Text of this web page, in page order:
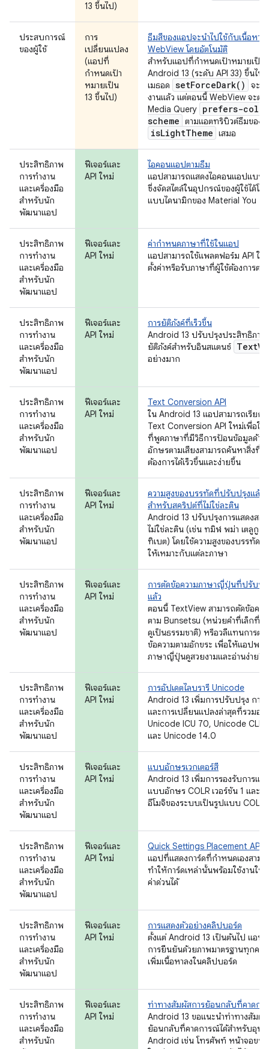
13 ขึ้นไป)
ประสบการณ์
ของผู้ใช้
การ
เปลี่ยนแปลง
(แอปที่
กำหนดเป้า
หมายเป็น
13 ขึ้นไป)
ธีมสีของแอปจะนำไปใช้กับเนื้อหา
WebView โดยอัตโนมัติ
สำหรับแอปที่กำหนดเป้าหมายเป็น
Android 13 (ระดับ API 33) ขึ้นไป
เมธอด setForceDark( )
จะเ
งานแล้ว แต่ตอนนี้ WebView จะตั้ง
Media Query prefers-
scheme ตามแอตทริบิวต์ธีมของ
isLightTheme เสมอ
ประสิทธิภาพ
การทำงาน
และเครื่องมือ
สำหรับนัก
พัฒนาแอป
ฟีเจอร์และ
API ใหม่
ไอคอนแอปตามธีม
แอปสามารถแสดงไอคอนแอปแบบสี
ซึ่งจัดสไตล์ในอุปกรณ์ของผู้ใช้ได้โด
แบบไดนามิกของ Material You
ประสิทธิภาพ
การทำงาน
และเครื่องมือ
สำหรับนัก
พัฒนาแอป
ฟีเจอร์และ
API ใหม่
ค่ากำหนดภาษาที่ใช้ในแอป
แอปสามารถใช้แพลตฟอร์ม API ให
ตั้งค่าหรือรับภาษาที่ผู้ใช้ต้องการต่อ
ประสิทธิภาพ
การทำงาน
และเครื่องมือ
สำหรับนัก
พัฒนาแอป
ฟีเจอร์และ
API ใหม่
การยัติภังค์ที่เร็วขึ้น
Android 13 ปรับปรุงประสิทธิภาพ
ยัติภังค์สำหรับอินสแตนซ์ Text
อย่างมาก
ประสิทธิภาพ
การทำงาน
และเครื่องมือ
สำหรับนัก
พัฒนาแอป
ฟีเจอร์และ
API ใหม่
Text Conversion API
ใน Android 13 แอปสามารถเรียกใ
Text Conversion API ใหม่เพื่อให้
ที่พูดภาษาที่มีวิธีการป้อนข้อมูลด้วย
อักษรตามเสียงสามารถค้นหาสิ่งที่
ต้องการได้เร็วขึ้นและง่ายขึ้น
ประสิทธิภาพ
การทำงาน
และเครื่องมือ
สำหรับนัก
พัฒนาแอป
ฟีเจอร์และ
API ใหม่
ความสูงของบรรทัดที่ปรับปรุงแล้ว
สำหรับสคริปต์ที่ไม่ใช่ละติน
Android 13 ปรับปรุงการแสดงสค
ไม่ใช่ละติน (เช่น ทมิฬ พม่า เตลูกู แ
ทิเบต) โดยใช้ความสูงของบรรทัด
ให้เหมาะกับแต่ละภาษา
ประสิทธิภาพ
การทำงาน
และเครื่องมือ
สำหรับนัก
พัฒนาแอป
ฟีเจอร์และ
API ใหม่
การตัดข้อความภาษาญี่ปุ่นที่ปรับป
แล้ว
ตอนนี้ TextView สามารถตัดข้อคว
ตาม Bunsetsu (หน่วยคำที่เล็กที่สุ
ดูเป็นธรรมชาติ) หรือวลีแทนการตัด
ข้อความตามอักขระ เพื่อให้แอปพลิ
ภาษาญี่ปุ่นดูสวยงามและอ่านง่ายขึ้น
ประสิทธิภาพ
การทำงาน
และเครื่องมือ
สำหรับนัก
พัฒนาแอป
ฟีเจอร์และ
API ใหม่
การอัปเดตไลบรารี Unicode
Android 13 เพิ่มการปรับปรุง การ
และการเปลี่ยนแปลงล่าสุดที่รวมอยู่
Unicode ICU 70, Unicode
และ Unicode 14.0
ประสิทธิภาพ
การทำงาน
และเครื่องมือ
สำหรับนัก
พัฒนาแอป
ฟีเจอร์และ
API ใหม่
แบบอักษรเวกเตอร์สี
Android 13 เพิ่มการรองรับการแส
แบบอักษร COLR เวอร์ชัน 1 และอั
อีโมจิของระบบเป็นรูปแบบ
ประสิทธิภาพ
การทำงาน
และเครื่องมือ
สำหรับนัก
พัฒนาแอป
ฟีเจอร์และ
API ใหม่
Quick Settings Placement API
แอปที่แสดงการ์ดที่กำหนดเองสามา
ทำให้การ์ดเหล่านั้นพร้อมใช้งานใน
ค่าด่วนได้
ประสิทธิภาพ
การทำงาน
และเครื่องมือ
สำหรับนัก
พัฒนาแอป
ฟีเจอร์และ
API ใหม่
การแสดงตัวอย่างคลิปบอร์ด
ตั้งแต่ Android 13 เป็นต้นไป แอปจ
การยืนยันด้วยภาพมาตรฐานทุกครั้
เพิ่มเนื้อหาลงในคลิปบอร์ด
ประสิทธิภาพ
การทำงาน
และเครื่องมือ
สำหรับนัก
ฟีเจอร์และ
API ใหม่
ท่าทางสัมผัสการย้อนกลับที่คาดกา
Android 13 ขอแนะนำท่าทางสัมผั
ย้อนกลับที่คาดการณ์ได้สำหรับอุป
Android เช่น โทรศัพท์ หน้าจอขนา